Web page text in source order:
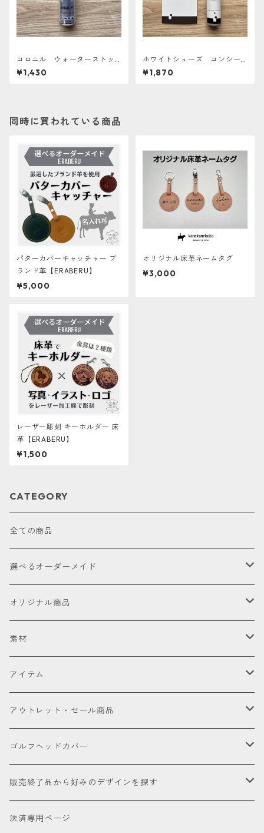
コロニル ウォーターストッ
プ 100ml 防水スプレー
¥1,430
ホワイトシューズ コンシー
ラー BRIGA GOLF
¥1,870
同時に買われている商品
パターカバーキャッチャー ブ
ランド革【ERABERU】
¥5,000
オリジナル床革ネームタグ
¥3,000
レーザー彫刻 キーホルダー 床
革【ERABERU】
¥1,500
CATEGORY
全ての商品
選べるオーダーメイド
お試し
オリジナル商品
セット販売品
ドライバー
フェアウェイウッド
ユーティリティー
パター
素材
皮革（本革・合成）
国内製高級本革
海外製高級本革
国産織物
金華山（ジャガードパイル）
帆布
アイテム
ゴルフヘッドカバー
ドライバー
ミニドライバー
ゴルフクラブ
ウェッジ
パター
アクセサリー
パターカバーキャッチャー
ケアグッズ
アウトレット・セール商品
アウトレット商品
セール品会場
ゴルフヘッドカバー
お試し
販売終了品から好みのデザインを探す
色で探す
決済専用ページ